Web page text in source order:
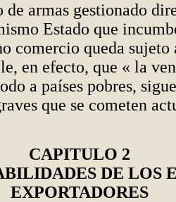
de armas gestionado
Estado que
comercio queda
en efecto, que « la
a países pobres,
que se cometen
CAPITULO 2
DE LOS
EXPORTADORES